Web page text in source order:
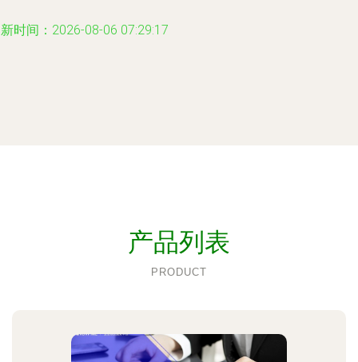
时间：2026-08-06 07:29:17
产品列表
PRODUCT